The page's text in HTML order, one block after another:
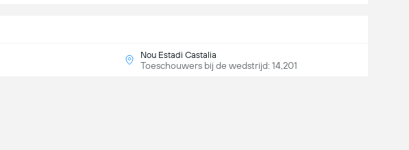
Nou Estadi Castalia
Toeschouwers bij de wedstrijd: 14,201